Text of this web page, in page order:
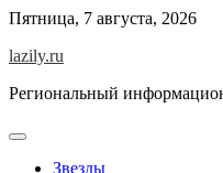
Skip
content
Пятница, 7 августа, 2026
lazily.ru
Региональный
Звезды